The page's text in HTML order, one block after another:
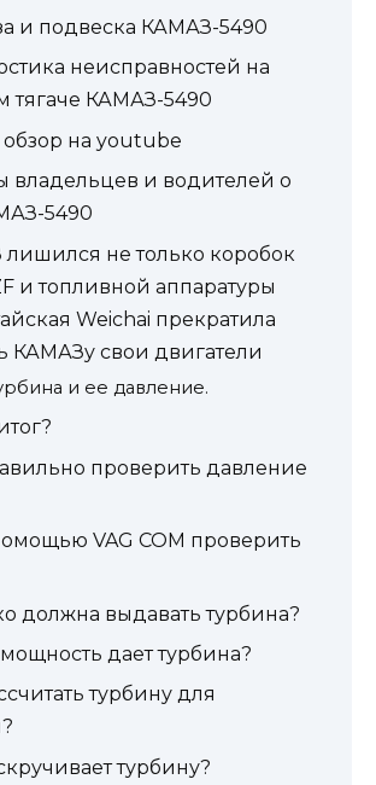
и подвеска КАМАЗ-5490
неисправностей на
тягаче КАМАЗ-5490
на youtube
владельцев и водителей о
5490
не только коробок
и топливной аппаратуры
Weichai прекратила
КАМАЗу свои двигатели
и ее давление.
проверить давление
VAG COM проверить
должна выдавать турбина?
дает турбина?
турбину для
турбину?